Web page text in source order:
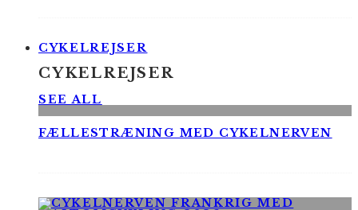
CYKELREJSER
CYKELREJSER
SEE ALL
FÆLLESTRÆNING MED CYKELNERVEN